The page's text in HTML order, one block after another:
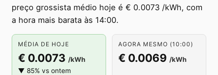
preço grossista médio hoje é € 0.0073 /kWh, com
a hora mais barata às 14:00.
MÉDIA DE HOJE
€ 0.0073 /kWh
▼ 85% vs ontem
AGORA MESMO (10:00)
€ 0.0069 /kWh